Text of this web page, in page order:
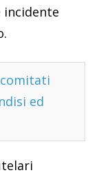
incidente
ed